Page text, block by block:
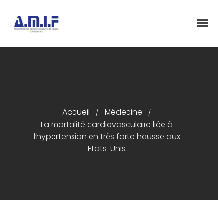
Présentation
Articles
Événements
Accueil / Médecine /
La mortalité cardiovasculaire liée à
l’hypertension en très forte hausse aux
Etats-Unis